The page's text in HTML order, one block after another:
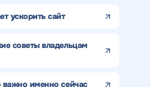
ускорить сайт
советы владельцам
важно именно сейчас